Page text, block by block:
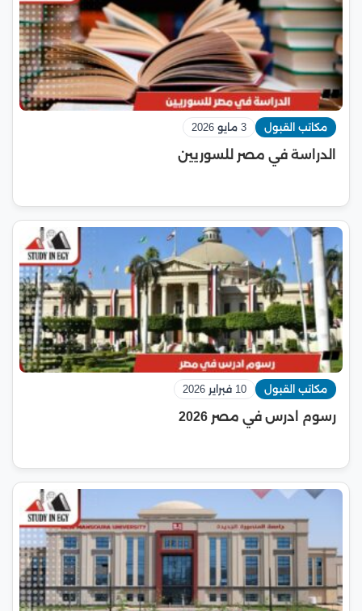
مكاتب القبول 3 مايو 2026
الدراسة في مصر للسوريين
مكاتب القبول 10 فبراير 2026
رسوم ادرس في مصر 2026